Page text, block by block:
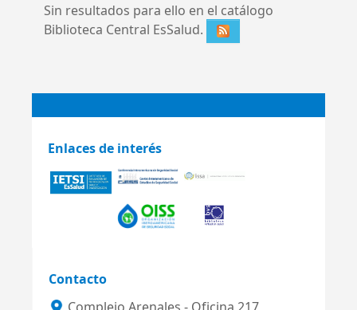
Sin resultados para ello en el catálogo
Biblioteca Central EsSalud.
Enlaces de interés
Contacto